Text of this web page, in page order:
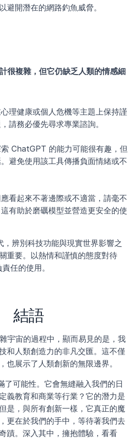
避開潛在的網路釣魚威脅。
很複雜，但它仍缺乏人類的情感細
理健康或個人危機等主題上保持謹
請務必優先尋求專業諮詢。
ChatGPT 的能力可能很有趣，但
避免使用該工具傳播負面情緒或不
看起來不著邊際或不適當，請毫不
有助於磨礪模型並營造更安全的使
辨別科技功能與現實世界影響之
重要。以熱情和謹慎的態度對待
任的使用。
結語
宇宙的過程中，顯而易見的是，我
和人類創造力的非凡交匯。這不僅
也展示了人類創新的無限邊界。
可能性。它會無縫融入我們的日
義教育和商業等行業？它的潛力是
是，與所有創新一樣，它真正的魔
更在於我們的手中，等待著我們去
蹟。深入其中，擁抱體驗，看看